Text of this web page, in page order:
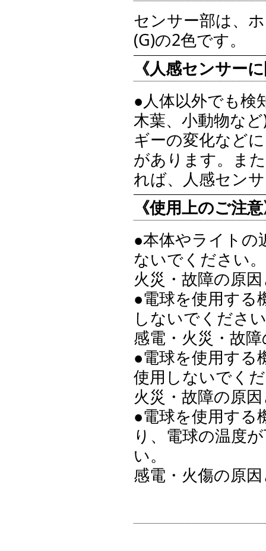
センサー部は、
(G)の2色です。
《人感センサー
●人体以外でも検
木葉、小動物な
ギーの変化など
があります。ま
れば、人感セン
《使用上のご注
●本体やライトの
ないでください。
火災・故障の原
●電球を使用する
しないでくださ
感電・火災・故
●電球を使用する
使用しないでく
火災・故障の原
●電球を使用する
り、電球の温度
い。
感電・火傷の原